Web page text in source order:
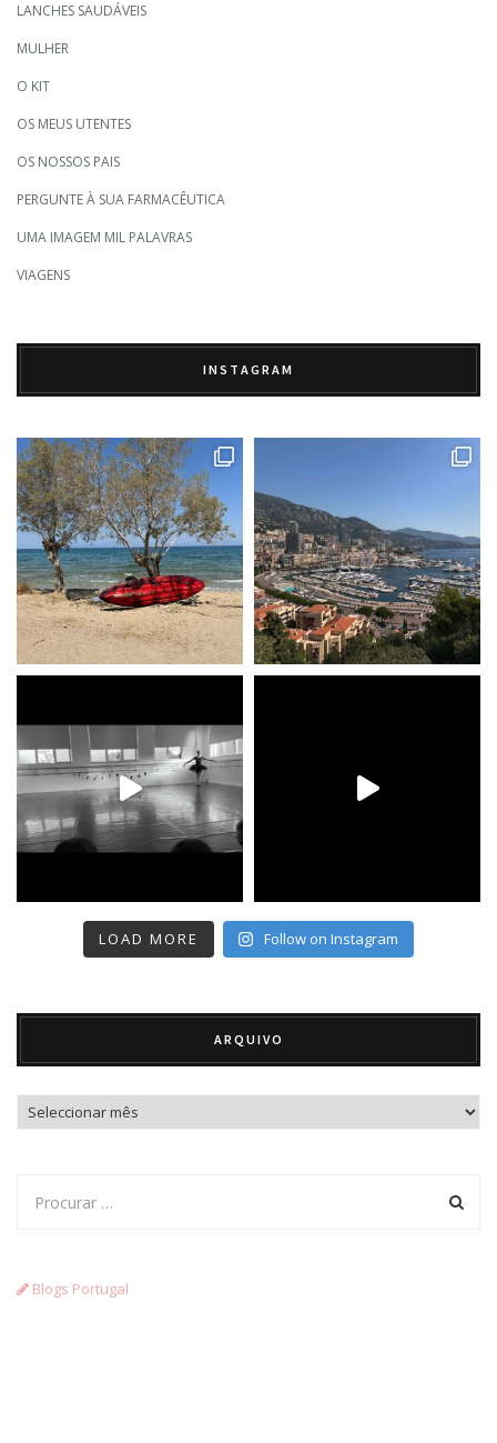
LANCHES SAUDÁVEIS
MULHER
O KIT
OS MEUS UTENTES
OS NOSSOS PAIS
PERGUNTE À SUA FARMACÊUTICA
UMA IMAGEM MIL PALAVRAS
VIAGENS
INSTAGRAM
LOAD MORE Follow on Instagram
ARQUIVO
Arquivo
Blogs Portugal